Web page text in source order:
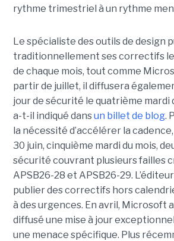
rythme trimestriel à un rythme
Le spécialiste des outils de design
traditionnellement ses correctifs
de chaque mois, tout comme
partir de juillet, il diffusera
jour de sécurité le quatrième mardi
a-t-il indiqué dansun billet de blog.
la nécessité d’accélérer la
30 juin, cinquième mardi du mois,
sécurité couvrant plusieurs failles
APSB26-28 et APSB26-29.
publier des correctifs hors
à des urgences. En avril, Microsoft
diffusé une mise à jour
une menace spécifique. Plus